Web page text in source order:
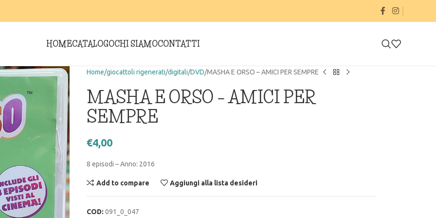
HOMECATALOGOCHI SIAMOCONTATTI
Home giocattoli rigenerati digitali DVD MASHA E ORSO – AMICI PER SEMPRE
MASHA E ORSO – AMICI PER
SEMPRE
€4,00
8 episodi – Anno: 2016
Add to compare Aggiungi alla lista desideri
COD: 091_0_047